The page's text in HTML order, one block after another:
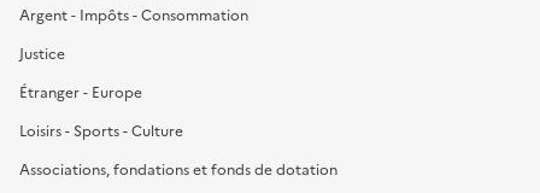
Argent - Impôts - Consommation
Justice
Étranger - Europe
Loisirs - Sports - Culture
Associations, fondations et fonds de dotation